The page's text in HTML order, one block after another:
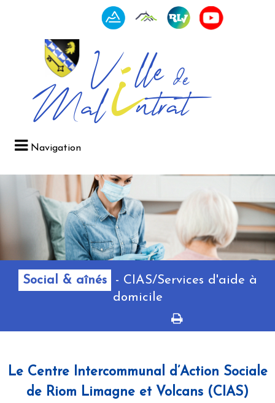
Navigation
Social & aînés
- CIAS/Services d'aide à
domicile
Le Centre Intercommunal d’Action Sociale
de Riom Limagne et Volcans (CIAS)